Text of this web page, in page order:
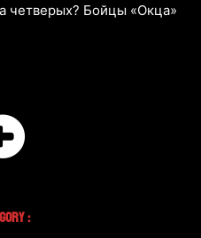
четверых? Бойцы «Окца»
: